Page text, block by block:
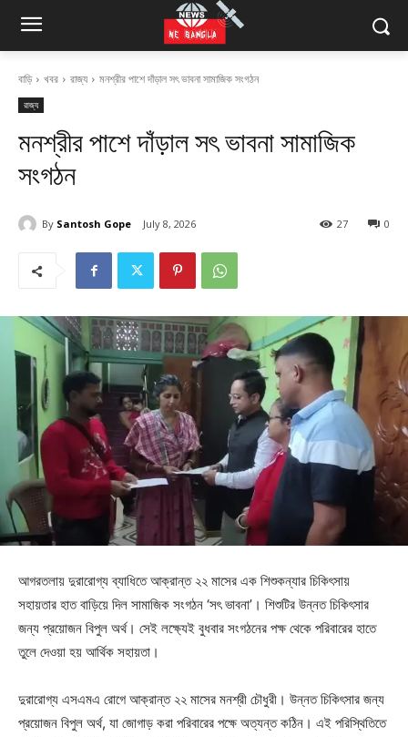
বাড়ি খবর রাজ্য মনশ্রীর পাশে দাঁড়াল সৎ ভাবনা সামাজিক সংগঠন
রাজ্য
মনশ্রীর পাশে দাঁড়াল সৎ ভাবনা সামাজিক
সংগঠন
By Santosh Gope July 8, 2026 0
27
আগরতলায় দুরারোগ্য ব্যাধিতে আক্রান্ত ২২ মাসের এক শিশুকন্যার চিকিৎসায়
সহায়তার হাত বাড়িয়ে দিল সামাজিক সংগঠন ‘সৎ ভাবনা’। শিশুটির উন্নত চিকিৎসার
জন্য প্রয়োজন বিপুল অর্থ। সেই লক্ষ্যেই বুধবার সংগঠনের পক্ষ থেকে পরিবারের হাতে
তুলে দেওয়া হয় আর্থিক সহায়তা।
দুরারোগ্য এসএমএ রোগে আক্রান্ত ২২ মাসের মনশ্রী চৌধুরী। উন্নত চিকিৎসার জন্য
প্রয়োজন বিপুল অর্থ, যা জোগাড় করা পরিবারের পক্ষে অত্যন্ত কঠিন। এই পরিস্থিতিতে